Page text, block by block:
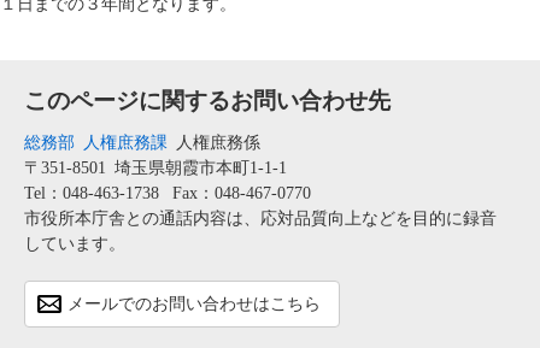
１日までの３年間となります。
このページに関するお問い合わせ先
総務部 人権庶務課 人権庶務係
〒351-8501 埼玉県朝霞市本町1-1-1
Tel：048-463-1738
Fax：048-467-0770
市役所本庁舎との通話内容は、応対品質向上などを目的に録音
しています。
メールでのお問い合わせはこちら